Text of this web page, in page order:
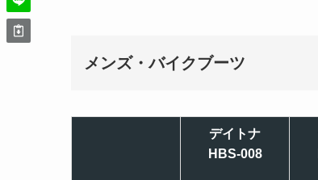
メンズ・バイクブーツ
デイトナ
HBS-008